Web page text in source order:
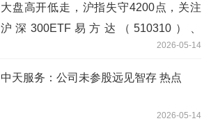
大盘高开低走，沪指失守4200点，关注
沪深300ETF易方达（510310）、
A500ETF易方达（159361）投资机会
2026-05-14
中天服务：公司未参股远见智存 热点
2026-05-14